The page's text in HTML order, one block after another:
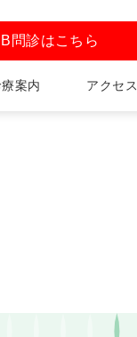
問診はこちら
案内 アクセス